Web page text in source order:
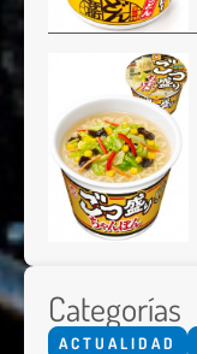
Categorías
ACTUALIDAD